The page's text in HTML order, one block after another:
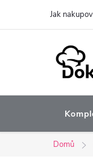
Jak
Domů